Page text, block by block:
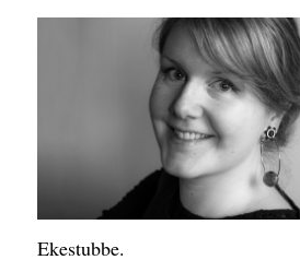
Ekestubbe.